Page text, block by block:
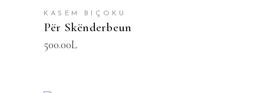
KASEM BIÇOKU
Për Skënderbeun
500.00L